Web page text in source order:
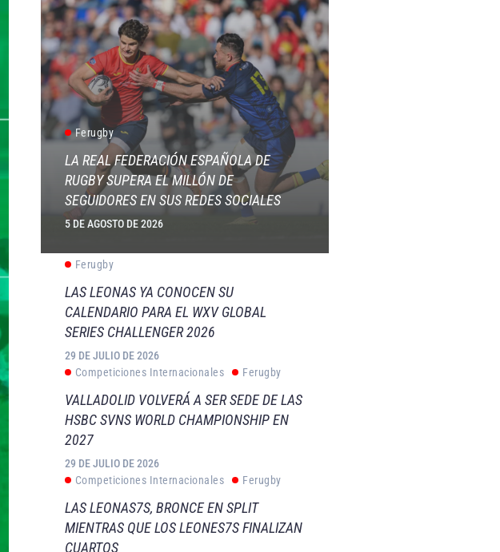
Ferugby
LA REAL FEDERACIÓN ESPAÑOLA DE
RUGBY SUPERA EL MILLÓN DE
SEGUIDORES EN SUS REDES SOCIALES
5 DE AGOSTO DE 2026
Ferugby
LAS LEONAS YA CONOCEN SU
CALENDARIO PARA EL WXV GLOBAL
SERIES CHALLENGER 2026
29 DE JULIO DE 2026
Competiciones Internacionales
Ferugby
VALLADOLID VOLVERÁ A SER SEDE DE LAS
HSBC SVNS WORLD CHAMPIONSHIP EN
2027
29 DE JULIO DE 2026
Competiciones Internacionales
Ferugby
LAS LEONAS7S, BRONCE EN SPLIT
MIENTRAS QUE LOS LEONES7S FINALIZAN
CUARTOS